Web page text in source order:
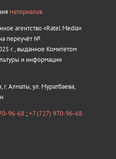
материалов
агентство «Ratel Media»
переучёт №
г., выданное Комитетом
и информации
г. Алматы, ул. Муратбаева,
96-68 ;+7 (727) 970-96-68